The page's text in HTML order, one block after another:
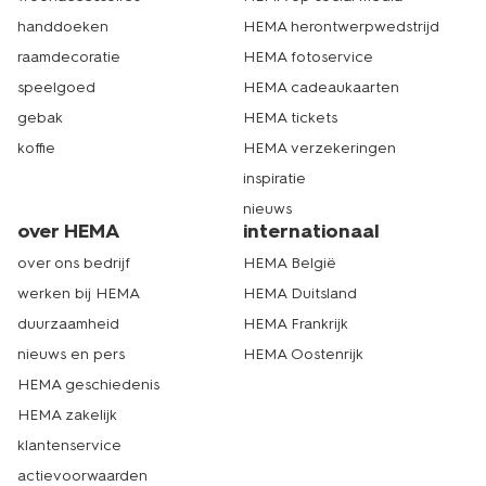
handdoeken
raamdecoratie
speelgoed
gebak
koffie
HEMA herontwerpwedstrijd
HEMA fotoservice
HEMA cadeaukaarten
HEMA tickets
HEMA verzekeringen
inspiratie
nieuws
over HEMA
over ons bedrijf
werken bij HEMA
duurzaamheid
nieuws en pers
HEMA geschiedenis
HEMA zakelijk
klantenservice
actievoorwaarden
internationaal
HEMA België
HEMA Duitsland
HEMA Frankrijk
HEMA Oostenrijk